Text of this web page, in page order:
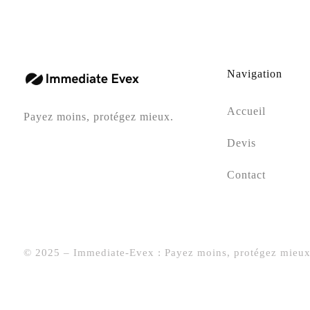
Payez moins, protégez mieux.
Navigation
Accueil
Devis
Contact
© 2025 – Immediate-Evex : Payez moins, protégez